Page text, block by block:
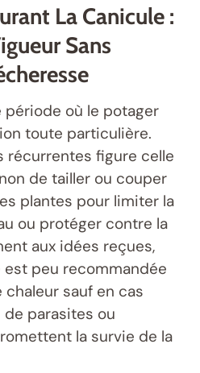
La Canicule :
Sans
période où le potager
toute particulière.
récurrentes figure celle
de tailler ou couper
plantes pour limiter la
ou protéger contre la
aux idées reçues,
peu recommandée
sauf en cas
de parasites ou
la survie de la